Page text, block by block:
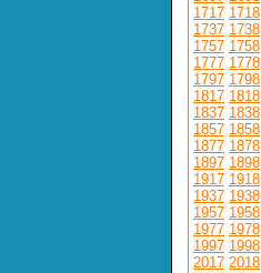
1717 1718
1737 1738
1757 1758
1777 1778
1797 1798
1817 1818
1837 1838
1857 1858
1877 1878
1897 1898
1917 1918
1937 1938
1957 1958
1977 1978
1997 1998
2017 2018